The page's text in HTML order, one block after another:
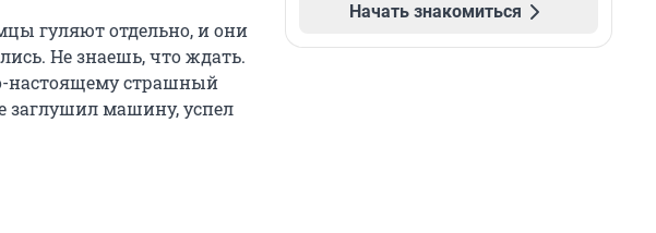
гуляют отдельно, и они
Не знаешь, что ждать.
настоящему страшный
заглушил машину, успел
Начать знакомиться